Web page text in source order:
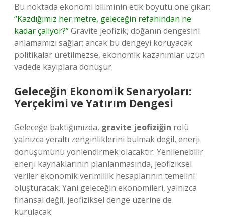
Bu noktada ekonomi biliminin etik boyutu öne çıkar:
“Kazdığımız her metre, geleceğin refahından ne
kadar çalıyor?”Gravite jeofizik, doğanın dengesini
anlamamızı sağlar; ancak bu dengeyi koruyacak
politikalar üretilmezse, ekonomik kazanımlar uzun
vadede kayıplara dönüşür.
Geleceğin Ekonomik Senaryoları:
Yerçekimi ve Yatırım Dengesi
Geleceğe baktığımızda, gravite jeofiziğin rolü
yalnızca yeraltı zenginliklerini bulmak değil, enerji
dönüşümünü yönlendirmek olacaktır. Yenilenebilir
enerji kaynaklarının planlanmasında, jeofiziksel
veriler ekonomik verimlilik hesaplarının temelini
oluşturacak. Yani geleceğin ekonomileri, yalnızca
finansal değil, jeofiziksel denge üzerine de
kurulacak.